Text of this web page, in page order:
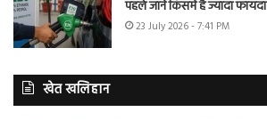
पहले जानें किसमें है ज्यादा फायदा
23 July 2026 - 7:41 PM
खेत खलिहान